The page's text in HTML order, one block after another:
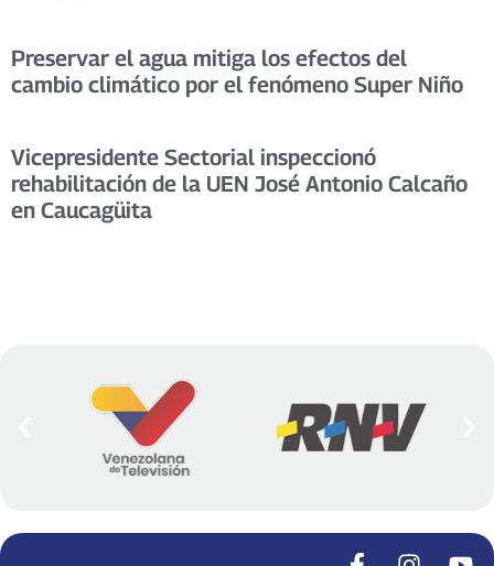
Preservar el agua mitiga los efectos del
cambio climático por el fenómeno Super Niño
Vicepresidente Sectorial inspeccionó
rehabilitación de la UEN José Antonio Calcaño
en Caucagüita